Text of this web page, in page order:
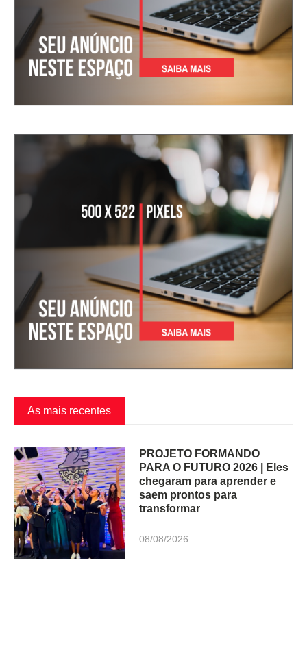
As mais recentes
PROJETO FORMANDO
PARA O FUTURO 2026 | Eles
chegaram para aprender e
saem prontos para
transformar
08/08/2026